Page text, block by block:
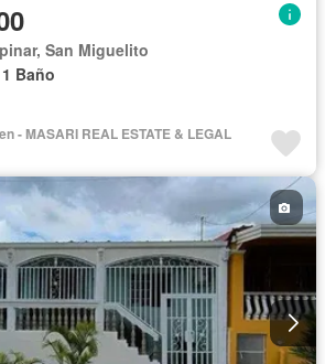
San Miguelito
1 Baño
- MASARI REAL ESTATE & LEGAL